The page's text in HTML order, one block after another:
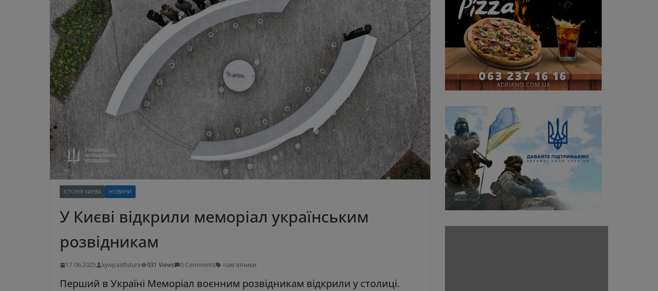
ІСТОРІЯ КИЄВА НОВИНИ
У Києві відкрили меморіал українським
розвідникам
17.06.2025 kyivpastfuture 931 Views 0 Comments пам'ятники
Перший в Україні Меморіал воєнним розвідникам відкрили у столиці.